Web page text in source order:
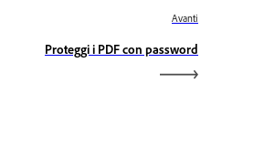
Avanti
Proteggi i PDF con password